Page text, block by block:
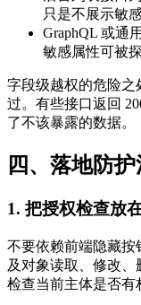
只是不展示敏
GraphQL 或通
敏感属性可被探
字段级越权的危险之
过。有些接口返回
了不该暴露的数据。
四、落地防
1. 把授权检查放
不要依赖前端隐藏按
及对象读取、修改
检查当前主体是否有